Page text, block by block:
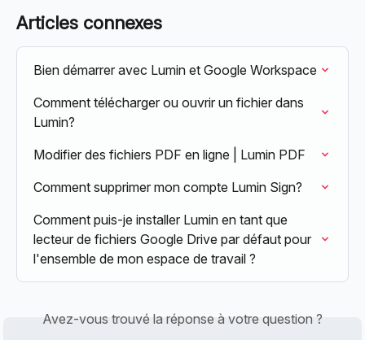
Articles connexes
Bien démarrer avec Lumin et Google Workspace
Comment télécharger ou ouvrir un fichier dans
Lumin?
Modifier des fichiers PDF en ligne | Lumin PDF
Comment supprimer mon compte Lumin Sign?
Comment puis-je installer Lumin en tant que
lecteur de fichiers Google Drive par défaut pour
l'ensemble de mon espace de travail ?
Avez-vous trouvé la réponse à votre question ?